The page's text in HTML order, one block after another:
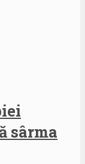
sârma